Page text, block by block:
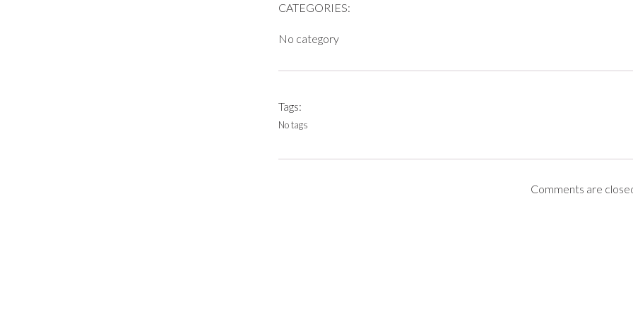
CATEGORIES:
No category
Tags:
No tags
Comments are